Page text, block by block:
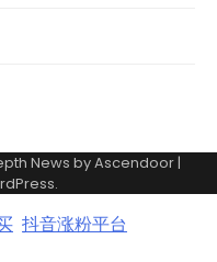
News byAscendoor|
.
抖音涨粉平台